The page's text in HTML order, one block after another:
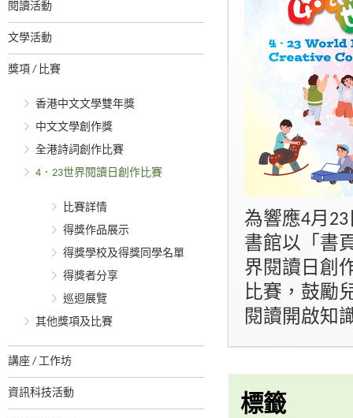
閱讀活動
文學活動
獎項 / 比賽
香港中文文學雙年獎
中文文學創作獎
全港詩詞創作比賽
4．23世界閱讀日創作比賽
比賽詳情
得獎作品展示
得獎學校及得獎同學名單
得獎者分享
巡迴展覽
其他獎項及比賽
講座 / 工作坊
資訊科技活動
為響應4月
書館以「書
界閱讀日創
比賽，鼓勵
閱讀開啟知
標籤